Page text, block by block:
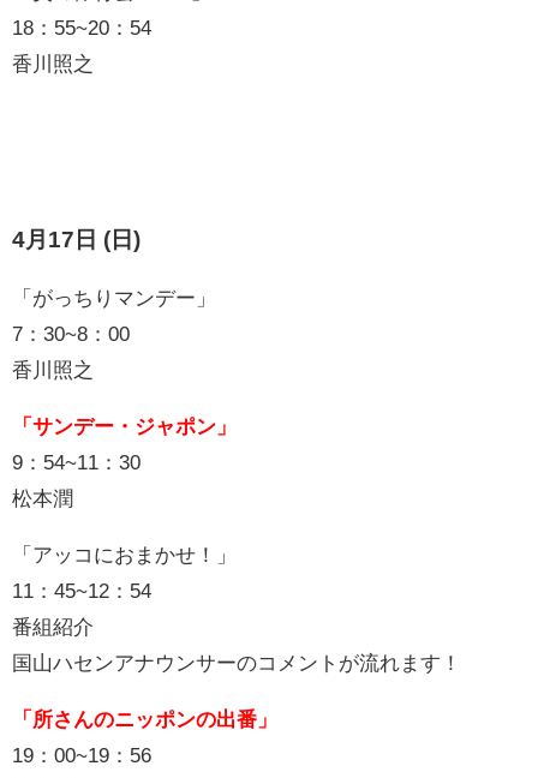
18：55~20：54
香川照之
4月17日 (日)
「がっちりマンデー」
7：30~8：00
香川照之
「サンデー・ジャポン」
9：54~11：30
松本潤
「アッコにおまかせ！」
11：45~12：54
番組紹介
国山ハセンアナウンサーのコメントが流れます！
「所さんのニッポンの出番」
19：00~19：56